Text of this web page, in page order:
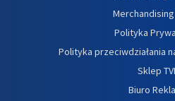
Polityka
Polityka przeciwdziałania
Sklep
Biuro